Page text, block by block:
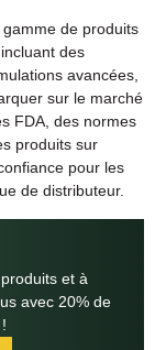
de produits
des
avancées,
sur le marché
FDA, des normes
produits sur
pour les
de distributeur.
et à
avec 20% de